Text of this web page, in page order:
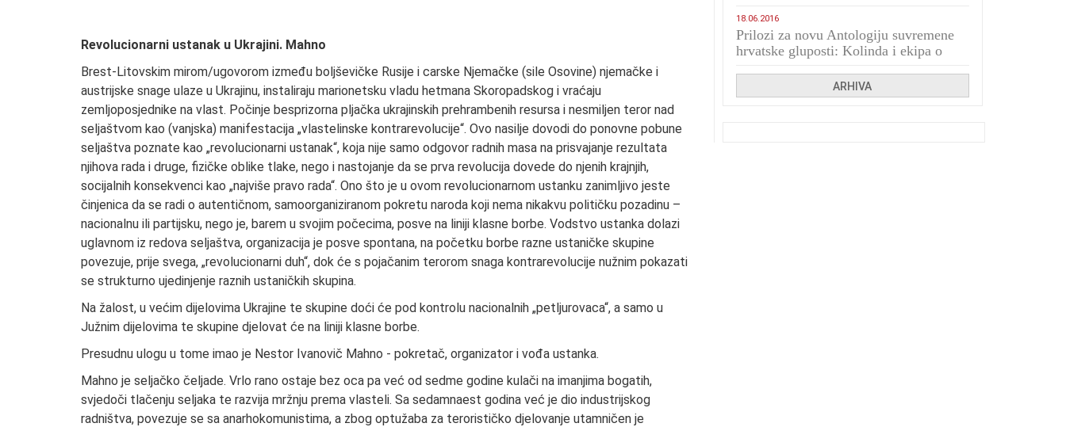
Revolucionarni ustanak u Ukrajini. Mahno
Brest-Litovskim mirom/ugovorom između boljševičke Rusije i carske Njemačke (sile Osovine) njemačke i
austrijske snage ulaze u Ukrajinu, instaliraju marionetsku vladu hetmana Skoropadskog i vraćaju
zemljoposjednike na vlast. Počinje besprizorna pljačka ukrajinskih prehrambenih resursa i nesmiljen teror nad
seljaštvom kao (vanjska) manifestacija „vlastelinske kontrarevolucije“. Ovo nasilje dovodi do ponovne pobune
seljaštva poznate kao „revolucionarni ustanak“, koja nije samo odgovor radnih masa na prisvajanje rezultata
njihova rada i druge, fizičke oblike tlake, nego i nastojanje da se prva revolucija dovede do njenih krajnjih,
socijalnih konsekvenci kao „najviše pravo rada“. Ono što je u ovom revolucionarnom ustanku zanimljivo jeste
činjenica da se radi o autentičnom, samoorganiziranom pokretu naroda koji nema nikakvu političku pozadinu –
nacionalnu ili partijsku, nego je, barem u svojim počecima, posve na liniji klasne borbe. Vodstvo ustanka dolazi
uglavnom iz redova seljaštva, organizacija je posve spontana, na početku borbe razne ustaničke skupine
povezuje, prije svega, „revolucionarni duh“, dok će s pojačanim terorom snaga kontrarevolucije nužnim pokazati
se strukturno ujedinjenje raznih ustaničkih skupina.
Na žalost, u većim dijelovima Ukrajine te skupine doći će pod kontrolu nacionalnih „petljurovaca“, a samo u
Južnim dijelovima te skupine djelovat će na liniji klasne borbe.
Presudnu ulogu u tome imao je Nestor Ivanovič Mahno - pokretač, organizator i vođa ustanka.
Mahno je seljačko čeljade. Vrlo rano ostaje bez oca pa već od sedme godine kulači na imanjima bogatih,
svjedoči tlačenju seljaka te razvija mržnju prema vlasteli. Sa sedamnaest godina već je dio industrijskog
radništva, povezuje se sa anarhokomunistima, a zbog optužaba za terorističko djelovanje utamničen je
18.06.2016
Prilozi za novu Antologiju suvremene
hrvatske gluposti: Kolinda i ekipa o
ARHIVA